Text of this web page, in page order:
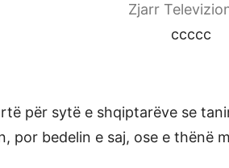
Zjarr
ccccc
për sytë e shqiptarëve se
por bedelin e saj, ose e thënë